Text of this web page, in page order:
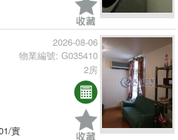
實
2026-08-06
物業編號: G035410
2房